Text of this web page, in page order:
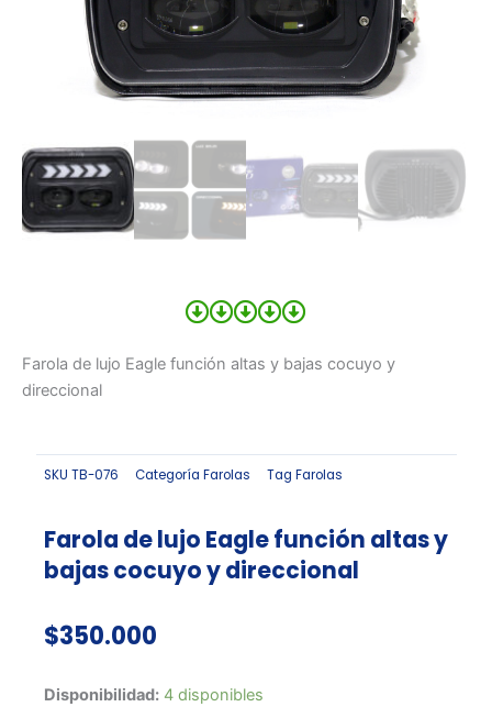
Farola de lujo Eagle función altas y bajas cocuyo y
direccional
SKU TB-076 Categoría Farolas Tag Farolas
Farola de lujo Eagle función altas y
bajas cocuyo y direccional
$350.000
Disponibilidad: 4 disponibles
Farola